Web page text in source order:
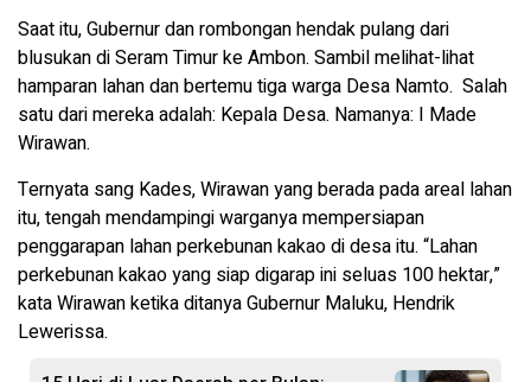
Saat itu, Gubernur dan rombongan hendak pulang dari
blusukan di Seram Timur ke Ambon. Sambil melihat-lihat
hamparan lahan dan bertemu tiga warga Desa Namto. Salah
satu dari mereka adalah: Kepala Desa. Namanya: I Made
Wirawan.
Ternyata sang Kades, Wirawan yang berada pada areal lahan
itu, tengah mendampingi warganya mempersiapan
penggarapan lahan perkebunan kakao di desa itu. “Lahan
perkebunan kakao yang siap digarap ini seluas 100 hektar,”
kata Wirawan ketika ditanya Gubernur Maluku, Hendrik
Lewerissa.